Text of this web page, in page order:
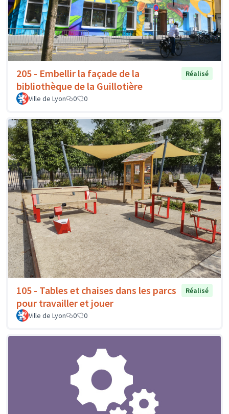
205 - Embellir la façade de la
bibliothèque de la Guillotière
Réalisé
Ville de Lyon 0 0
105 - Tables et chaises dans les parcs
pour travailler et jouer
Réalisé
Ville de Lyon 0 0